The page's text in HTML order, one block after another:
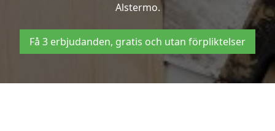
Alstermo.
Få 3 erbjudanden, gratis och utan förpliktelser